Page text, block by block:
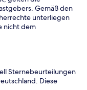
Gemäß den
unterliegen
nicht dem
Sternebeurteilungen
Diese